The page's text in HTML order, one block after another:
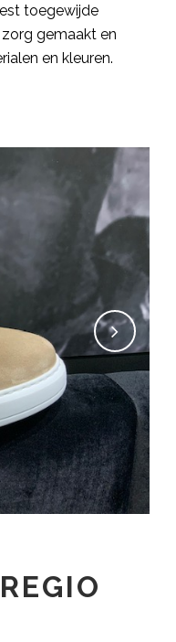
toegewijde
gemaakt en
en kleuren.